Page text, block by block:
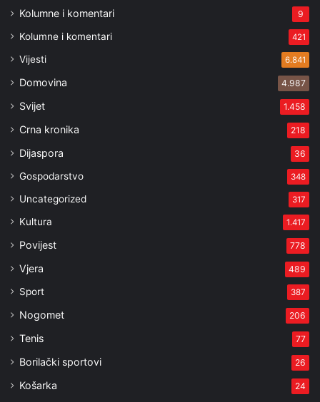
Kolumne i komentari 9
Kolumne i komentari 421
Vijesti 6.841
Domovina 4.987
Svijet 1.458
Crna kronika 218
Dijaspora 36
Gospodarstvo 348
Uncategorized 317
Kultura 1.417
Povijest 778
Vjera 489
Sport 387
Nogomet 206
Tenis 77
Borilački sportovi 26
Košarka 24